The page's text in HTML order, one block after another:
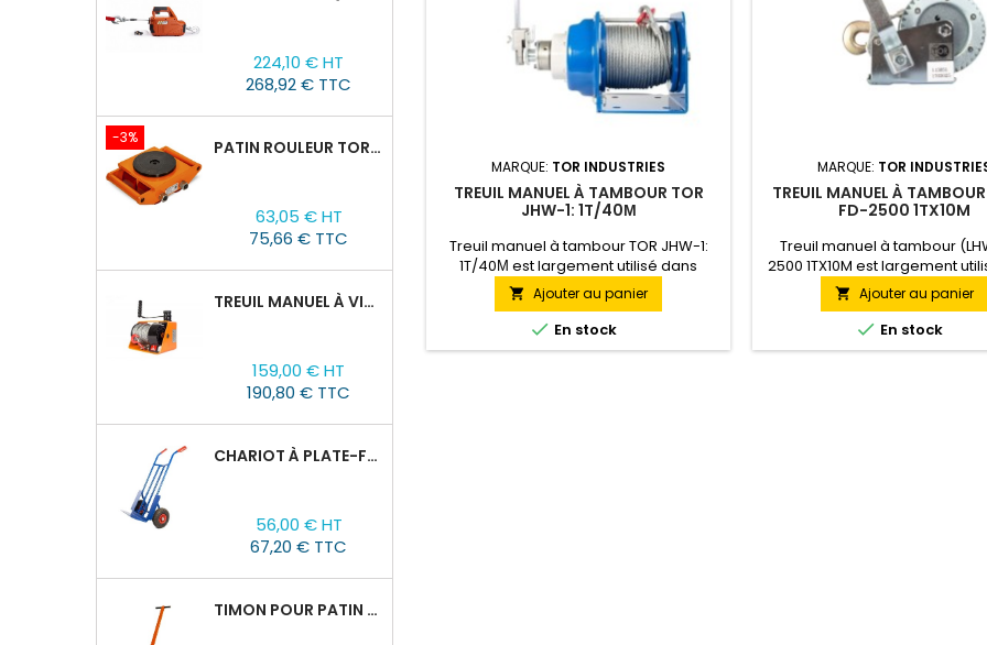
base
224,10 € HT
268,92 € TTC
-3% PATIN ROULEUR TOR CRA-4 : 6T
base
63,05 € HT
75,66 € TTC
TREUIL MANUEL À VIS SANS FIN VS500, 0,5TX25M
159,00 € HT
190,80 € TTC
CHARIOT À PLATE-FORME TOR HT 300
56,00 € HT
67,20 € TTC
TIMON POUR PATIN ROULEUR CRA-4/6/8
MARQUE: TOR INDUSTRIES
TREUIL MANUEL À TAMBOUR TOR
JHW-1: 1T/40М
Treuil manuel à tambour TOR JHW-1:
1T/40М est largement utilisé dans
l'agriculture ainsi que sur les chantiers
de construction, les sites de production
et dans d'autres domaines. Idéal pour
un usage domestique. La longueur du
 Ajouter au panier
 En stock
MARQUE: TOR
TREUIL MANUEL À
FD-2500 1TX10M
Treuil manuel à tambour
2500 1TX10M est largement
l'agriculture ainsi que sur les
de construction, les sites de
et dans d'autres domaines.
un usage domestique. La
 Ajouter au panier
 En stock